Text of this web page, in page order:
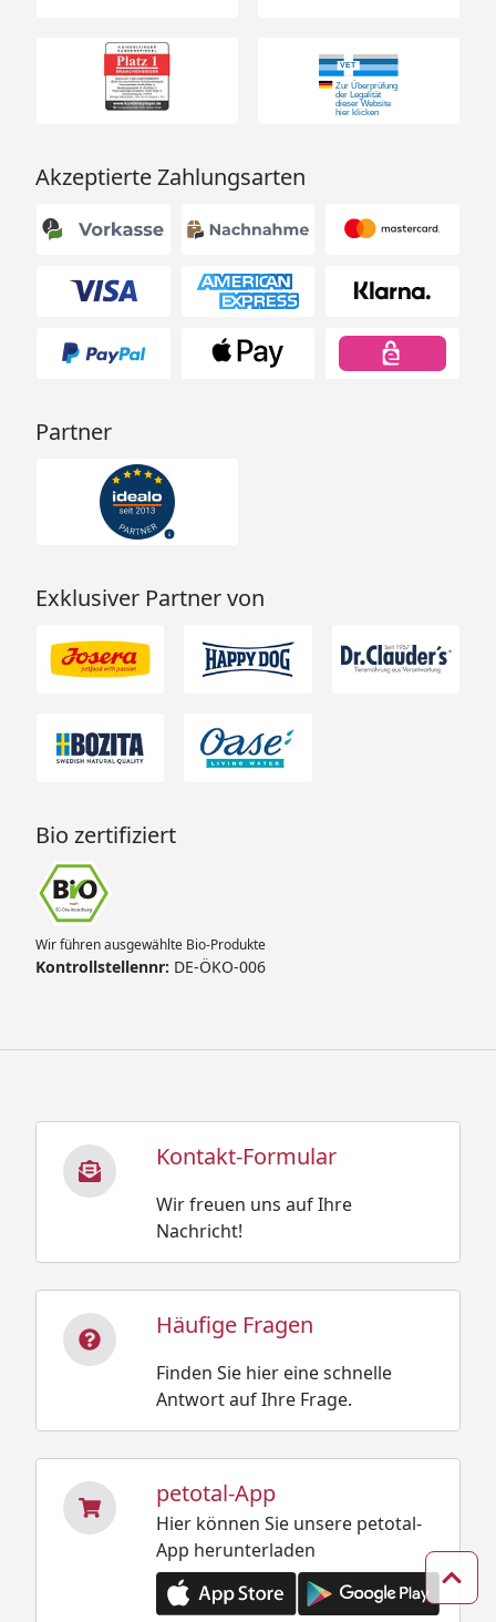
Akzeptierte Zahlungsarten
Partner
Exklusiver Partner von
Bio zertifiziert
Wir führen ausgewählte Bio-Produkte
Kontrollstellennr: DE-ÖKO-006
Kontakt-Formular
Wir freuen uns auf Ihre
Nachricht!
Häufige Fragen
Finden Sie hier eine schnelle
Antwort auf Ihre Frage.
petotal-App
Hier können Sie unsere petotal-
App herunterladen